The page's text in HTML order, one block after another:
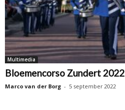
Multimedia
Bloemencorso Zundert 2022
Marco van der Borg - 5 september 2022